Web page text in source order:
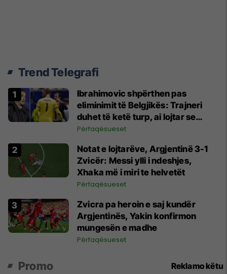
Trend Telegrafi
Ibrahimovic shpërthen pas
eliminimit të Belgjikës: Trajneri
duhet të ketë turp, ai lojtar se
meritoi të luante
Përfaqësueset
Notat e lojtarëve, Argjentinë 3-1
Zvicër: Messi ylli i ndeshjes,
Xhaka më i miri te helvetët
Përfaqësueset
Zvicra pa heroin e saj kundër
Argjentinës, Yakin konfirmon
mungesën e madhe
Përfaqësueset
Promo Reklamo këtu